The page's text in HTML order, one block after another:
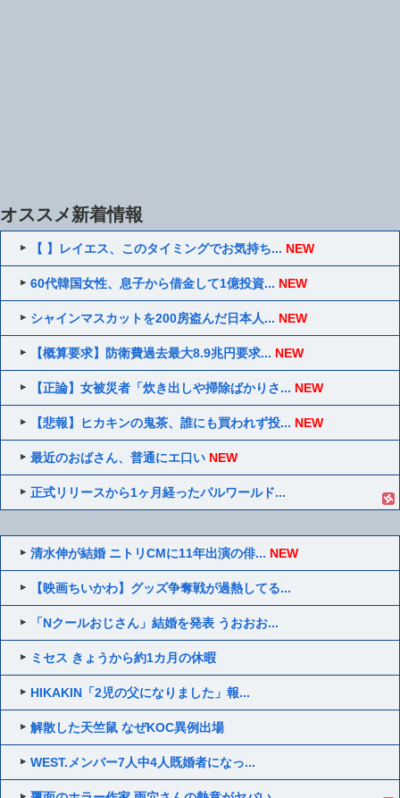
オススメ新着情報
【 】レイエス、このタイミングでお気持ち... NEW
60代韓国女性、息子から借金して1億投資... NEW
シャインマスカットを200房盗んだ日本人... NEW
【概算要求】防衛費過去最大8.9兆円要求... NEW
【正論】女被災者「炊き出しや掃除ばかりさ... NEW
【悲報】ヒカキンの鬼茶、誰にも買われず投... NEW
最近のおばさん、普通にエ口い NEW
正式リリースから1ヶ月経ったパルワールド...
清水伸が結婚 ニトリCMに11年出演の俳... NEW
【映画ちいかわ】グッズ争奪戦が過熱してる...
「Nクールおじさん」結婚を発表 うおおお...
ミセス きょうから約1カ月の休暇
HIKAKIN「2児の父になりました」報...
解散した天竺鼠 なぜKOC異例出場
WEST.メンバー7人中4人既婚者になっ...